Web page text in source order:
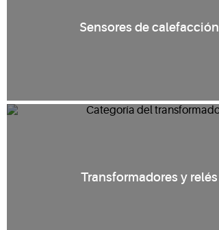
Sensores de calefacción
Transformadores y relés